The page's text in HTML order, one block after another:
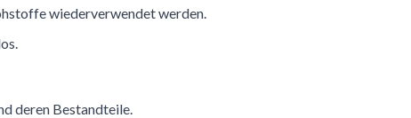
wiederverwendet werden.
deren Bestandteile.